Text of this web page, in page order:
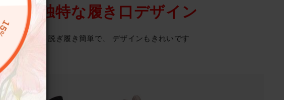
独特な履き口デザイン
脱ぎ履き簡単で、 デザインもきれいです